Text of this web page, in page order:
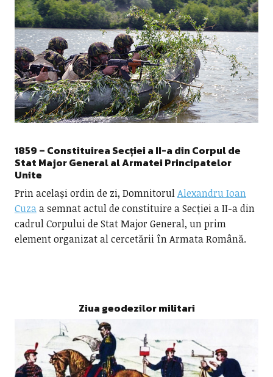
1859 – Constituirea Secției a II-a din Corpul de
Stat Major General al Armatei Principatelor
Unite
Prin același ordin de zi, DomnitorulAlexandru Ioan
Cuzaa semnat actul de constituire a Secției a II-a din
cadrul Corpului de Stat Major General, un prim
element organizat al cercetării în Armata Română.
Ziua geodezilor militari